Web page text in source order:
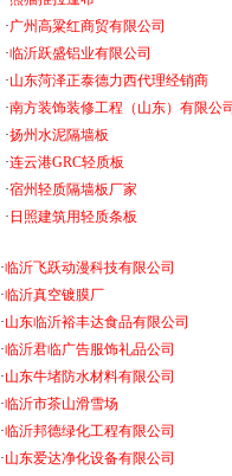
·广州高粱红商贸有限公司
·临沂跃盛铝业有限公司
·山东菏泽正泰德力西代理经销商
·南方装饰装修工程（山东）有限公
·扬州水泥隔墙板
·连云港GRC轻质板
·宿州轻质隔墙板厂家
· 日照建筑用轻质条板
·临沂飞跃动漫科技有限公司
·临沂真空镀膜厂
·山东临沂裕丰达食品有限公司
·临沂君临广告服饰礼品公司
·山东牛堵防水材料有限公司
·临沂市茶山滑雪场
·临沂邦德绿化工程有限公司
·山东爱达净化设备有限公司